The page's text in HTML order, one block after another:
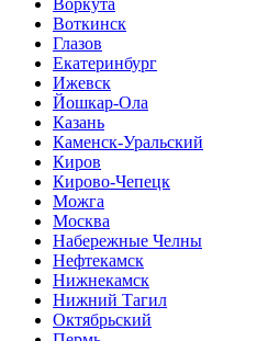
Воткинск
Глазов
Екатеринбург
Ижевск
Йошкар-Ола
Казань
Каменск-Уральский
Киров
Кирово-Чепецк
Можга
Москва
Набережные Челны
Нефтекамск
Нижнекамск
Нижний Тагил
Октябрьский